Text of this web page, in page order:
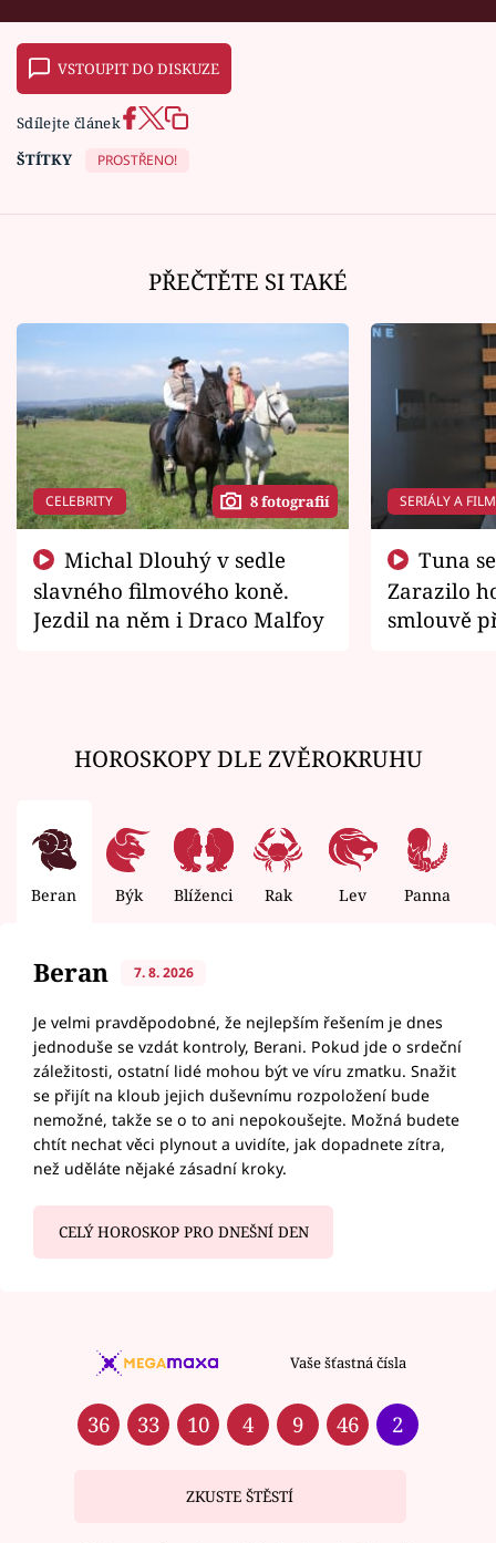
VSTOUPIT DO DISKUZE
Sdílejte článek
ŠTÍTKY
PROSTŘENO!
PŘEČTĚTE SI TAKÉ
CELEBRITY 8 fotografií
slavného filmového koně.
Jezdil na něm i Draco Malfoy
SERIÁLY A
Zarazilo
smlouvě
HOROSKOPY DLE ZVĚROKRUHU
Beran Býk Blíženci Rak Lev Panna
Beran 7. 8. 2026
Je velmi pravděpodobné, že nejlepším řešením je dnes
jednoduše se vzdát kontroly, Berani. Pokud jde o srdeční
záležitosti, ostatní lidé mohou být ve víru zmatku. Snažit
se přijít na kloub jejich duševnímu rozpoložení bude
nemožné, takže se o to ani nepokoušejte. Možná budete
chtít nechat věci plynout a uvidíte, jak dopadnete zítra,
než uděláte nějaké zásadní kroky.
CELÝ HOROSKOP PRO DNEŠNÍ DEN
Vaše šťastná čísla
36 33 10 4 9 46 2
ZKUSTE ŠTĚSTÍ